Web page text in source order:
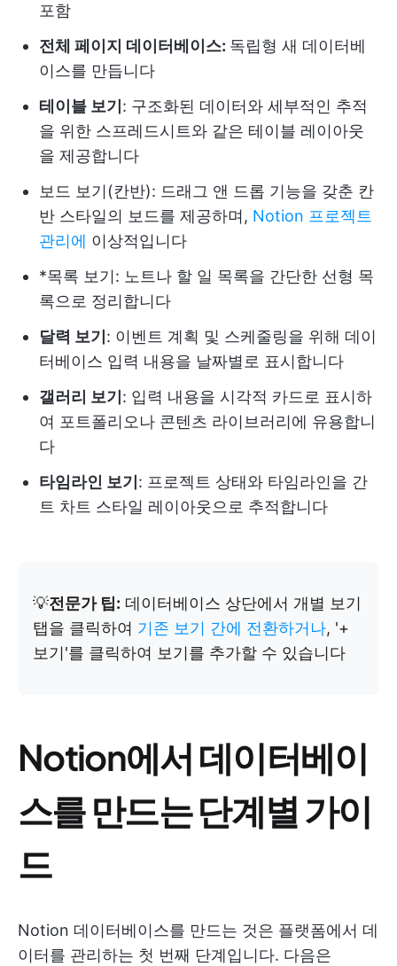
포함
전체 페이지 데이터베이스: 독립형 새 데이터베
이스를 만듭니다
테이블 보기 : 구조화된 데이터와 세부적인 추적
을 위한 스프레드시트와 같은 테이블 레이아웃
을 제공합니다
보드 보기(칸반): 드래그 앤 드롭 기능을 갖춘 칸
반 스타일의 보드를 제공하며, Notion 프로젝트
관리에 이상적입니다
*목록 보기: 노트나 할 일 목록을 간단한 선형 목
록으로 정리합니다
달력 보기 : 이벤트 계획 및 스케줄링을 위해 데이
터베이스 입력 내용을 날짜별로 표시합니다
갤러리 보기 : 입력 내용을 시각적 카드로 표시하
여 포트폴리오나 콘텐츠 라이브러리에 유용합니
다
타임라인 보기 : 프로젝트 상태와 타임라인을 간
트 차트 스타일 레이아웃으로 추적합니다
💡전문가 팁: 데이터베이스 상단에서 개별 보기
탭을 클릭하여 기존 보기 간에 전환하거나, '+
보기'를 클릭하여 보기를 추가할 수 있습니다
Notion에서 데이터베이
스를 만드는 단계별 가이
드
Notion 데이터베이스를 만드는 것은 플랫폼에서 데
이터를 관리하는 첫 번째 단계입니다. 다음은